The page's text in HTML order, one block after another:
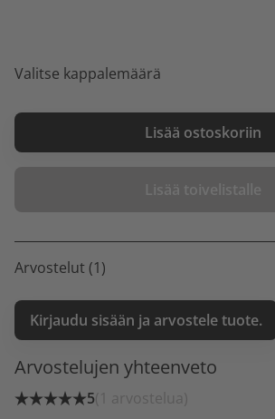
Valitse kappalemäärä
Lisää ostoskoriin
Lisää toivelistalle
Arvostelut (1)
Kirjaudu sisään ja arvostele tuote.
Arvostelujen yhteenveto
5(1 arvostelua)